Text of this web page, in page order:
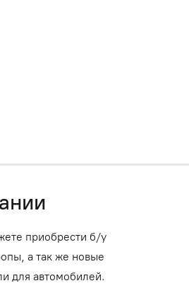
приобрести б/у
а так же новые
для автомобилей.